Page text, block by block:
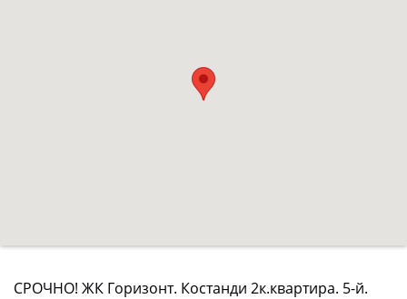
СРОЧНО! ЖК Горизонт. Костанди 2к.квартира. 5-й.